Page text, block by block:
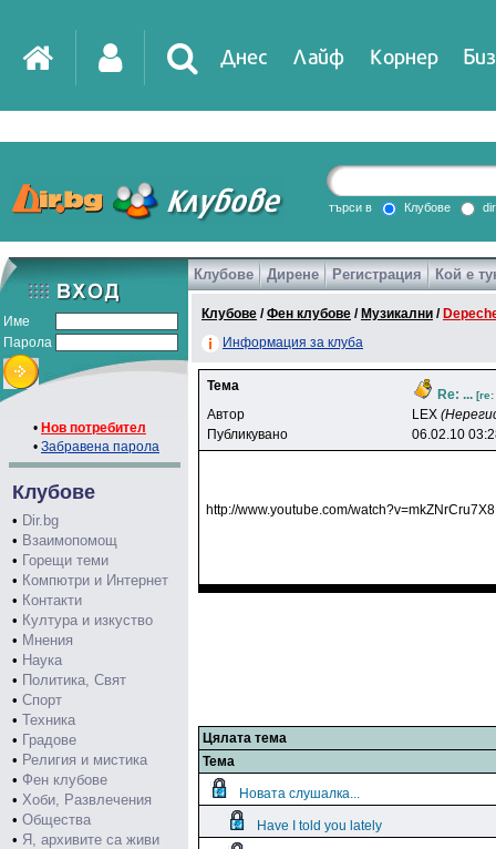
Днес Лайф Корнер
DirTV Impressio
Games
търси в Клубове
Име
Парола
• Нов потребител
• Забравена парола
Клубове
• Dir.bg
• Взаимопомощ
• Горещи теми
• Компютри и Интернет
• Контакти
• Култура и изкуство
• Мнения
• Наука
• Политика, Свят
• Спорт
• Техника
• Градове
• Религия и мистика
• Фен клубове
• Хоби, Развлечения
• Общества
• Я, архивите са живи
Клубове Дирене Регистрация Кой е
Клубове /Фен клубове / Музикални /
Информация за клуба
Тема
Re: ... [re:
Автор LEX
Публикувано
06.02.10
http://www.youtube.com/watch?v=mkZNrCru7X8
Цялата тема
Тема
Новата слушалка...
Have I told you lately